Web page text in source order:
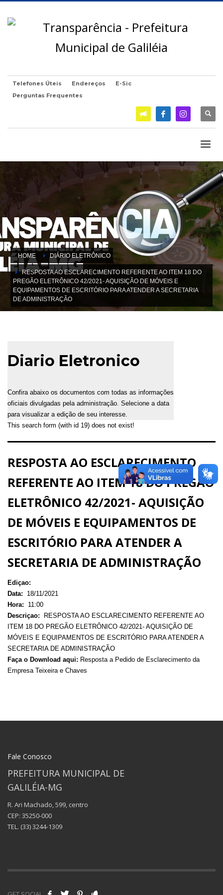
Telefones Úteis Endereços
E-Sic
Perguntas Frequentes
HOME DIÁRIO ELETRÔNICO
RESPOSTA AO ESCLARECIMENTO REFERENTE AO ITEM 18 DO
PREGÃO ELETRÔNICO 42/2021- AQUISIÇÃO DE MÓVEIS E
EQUIPAMENTOS DE ESCRITÓRIO PARA ATENDER A SECRETARIA
DE ADMINISTRAÇÃO
Diario Eletronico
Confira abaixo os documentos com todas as informações
oficiais divulgadas pela administração. Selecione a data
para visualizar a edição de seu interesse.
This search form (with id 19) does not exist!
RESPOSTA AO ESCLARECIMENTO
REFERENTE AO ITEM 18 DO PREGÃO
ELETRÔNICO 42/2021- AQUISIÇÃO
DE MÓVEIS E EQUIPAMENTOS DE
ESCRITÓRIO PARA ATENDER A
SECRETARIA DE ADMINISTRAÇÃO
Ediçao:
Data:
18/11/2021
Hora:
11:00
Descriçao:
RESPOSTA AO ESCLARECIMENTO REFERENTE AO
ITEM 18 DO PREGÃO ELETRÔNICO 42/2021- AQUISIÇÃO DE
MÓVEIS E EQUIPAMENTOS DE ESCRITÓRIO PARA ATENDER A
SECRETARIA DE ADMINISTRAÇÃO
Faça o Download aqui: Resposta a Pedido de Esclarecimento da
Empresa Teixeira e Chaves
Fale Conosco
PREFEITURA MUNICIPAL DE
GALILÉIA-MG
R. Ari Machado, 599, centro
CEP: 35250-000
TEL. (33) 3244-1309